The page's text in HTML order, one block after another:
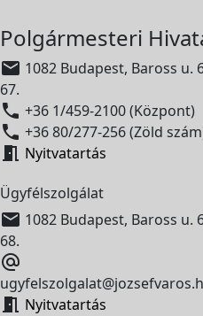
Polgármesteri
 1082 Budapest, Baross u.
67.
 +36 1/459-2100 (Központ)
 +36 80/277-256 (Zöld
 Nyitvatartás
Ügyfélszolgálat
 1082 Budapest, Baross u.
68.

 Nyitvatartás